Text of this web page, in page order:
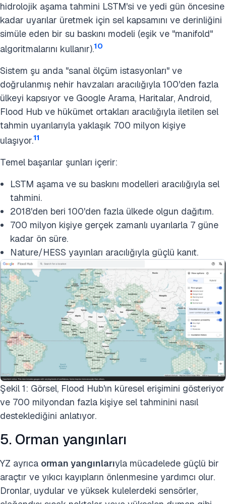
hidrolojik aşama tahmini LSTM'si ve yedi gün öncesine
kadar uyarılar üretmek için sel kapsamını ve derinliğini
simüle eden bir su baskını modeli (eşik ve "manifold"
algoritmalarını kullanır).10
Sistem şu anda "sanal ölçüm istasyonları" ve
doğrulanmış nehir havzaları aracılığıyla 100'den fazla
ülkeyi kapsıyor ve Google Arama, Haritalar, Android,
Flood Hub ve hükümet ortakları aracılığıyla iletilen sel
tahmin uyarılarıyla yaklaşık 700 milyon kişiye
ulaşıyor.11
Temel başarılar şunları içerir:
LSTM aşama ve su baskını modelleri aracılığıyla sel
tahmini.
2018'den beri 100'den fazla ülkede olgun dağıtım.
700 milyon kişiye gerçek zamanlı uyarılarla 7 güne
kadar ön süre.
Nature/HESS yayınları aracılığıyla güçlü kanıt.
Şekil 1: Görsel, Flood Hub'ın küresel erişimini gösteriyor
ve 700 milyondan fazla kişiye sel tahminini nasıl
desteklediğini anlatıyor.
5. Orman yangınları
YZ ayrıca orman yangınlarıyla mücadelede güçlü bir
araçtır ve yıkıcı kayıpların önlenmesine yardımcı olur.
Dronlar, uydular ve yüksek kulelerdeki sensörler,